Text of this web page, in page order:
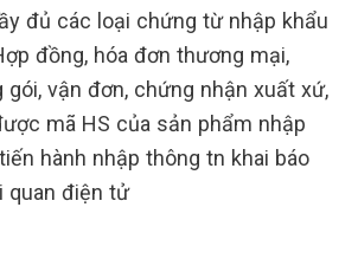
đủ các loại chứng từ nhập khẩu
đồng, hóa đơn thương mại,
gói, vận đơn, chứng nhận xuất xứ,
mã HS của sản phẩm nhập
hành nhập thông tn khai báo
quan điện tử